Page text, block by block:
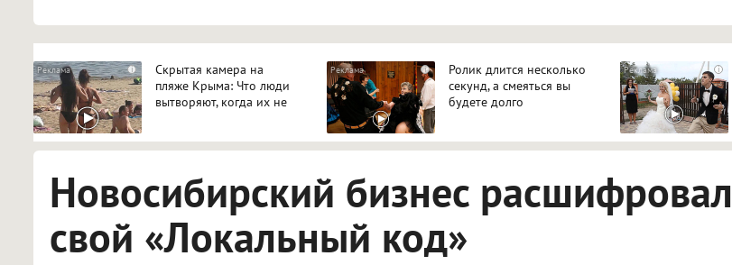
i
Скрытая камера на
пляже Крыма: Что люди
вытворяют, когда их не
i
Ролик длится несколько
секунд, а смеяться вы
будете долго
i
Новосибирский бизнес расшифровал
свой «Локальный код»